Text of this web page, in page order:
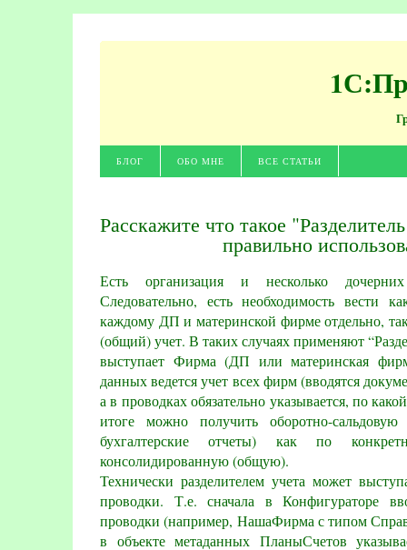
БЛОГ ОБО МНЕ ВСЕ СТАТЬИ
Расскажите что такое
правильно
Есть организация и несколько
Следовательно, есть необходимость вести
каждому ДП и материнской фирме отдельно,
(общий) учет. В таких случаях применяют
выступает Фирма (ДП или материнская
данных ведется учет всех фирм (вводятся
а в проводках обязательно указывается, по
итоге можно получить оборотно-
бухгалтерские отчеты) как по
консолидированную (общую).
Технически разделителем учета может
проводки. Т.е. сначала в Конфигураторе
проводки (например, НашаФирма с типом
в объекте метаданных ПланыСчетов